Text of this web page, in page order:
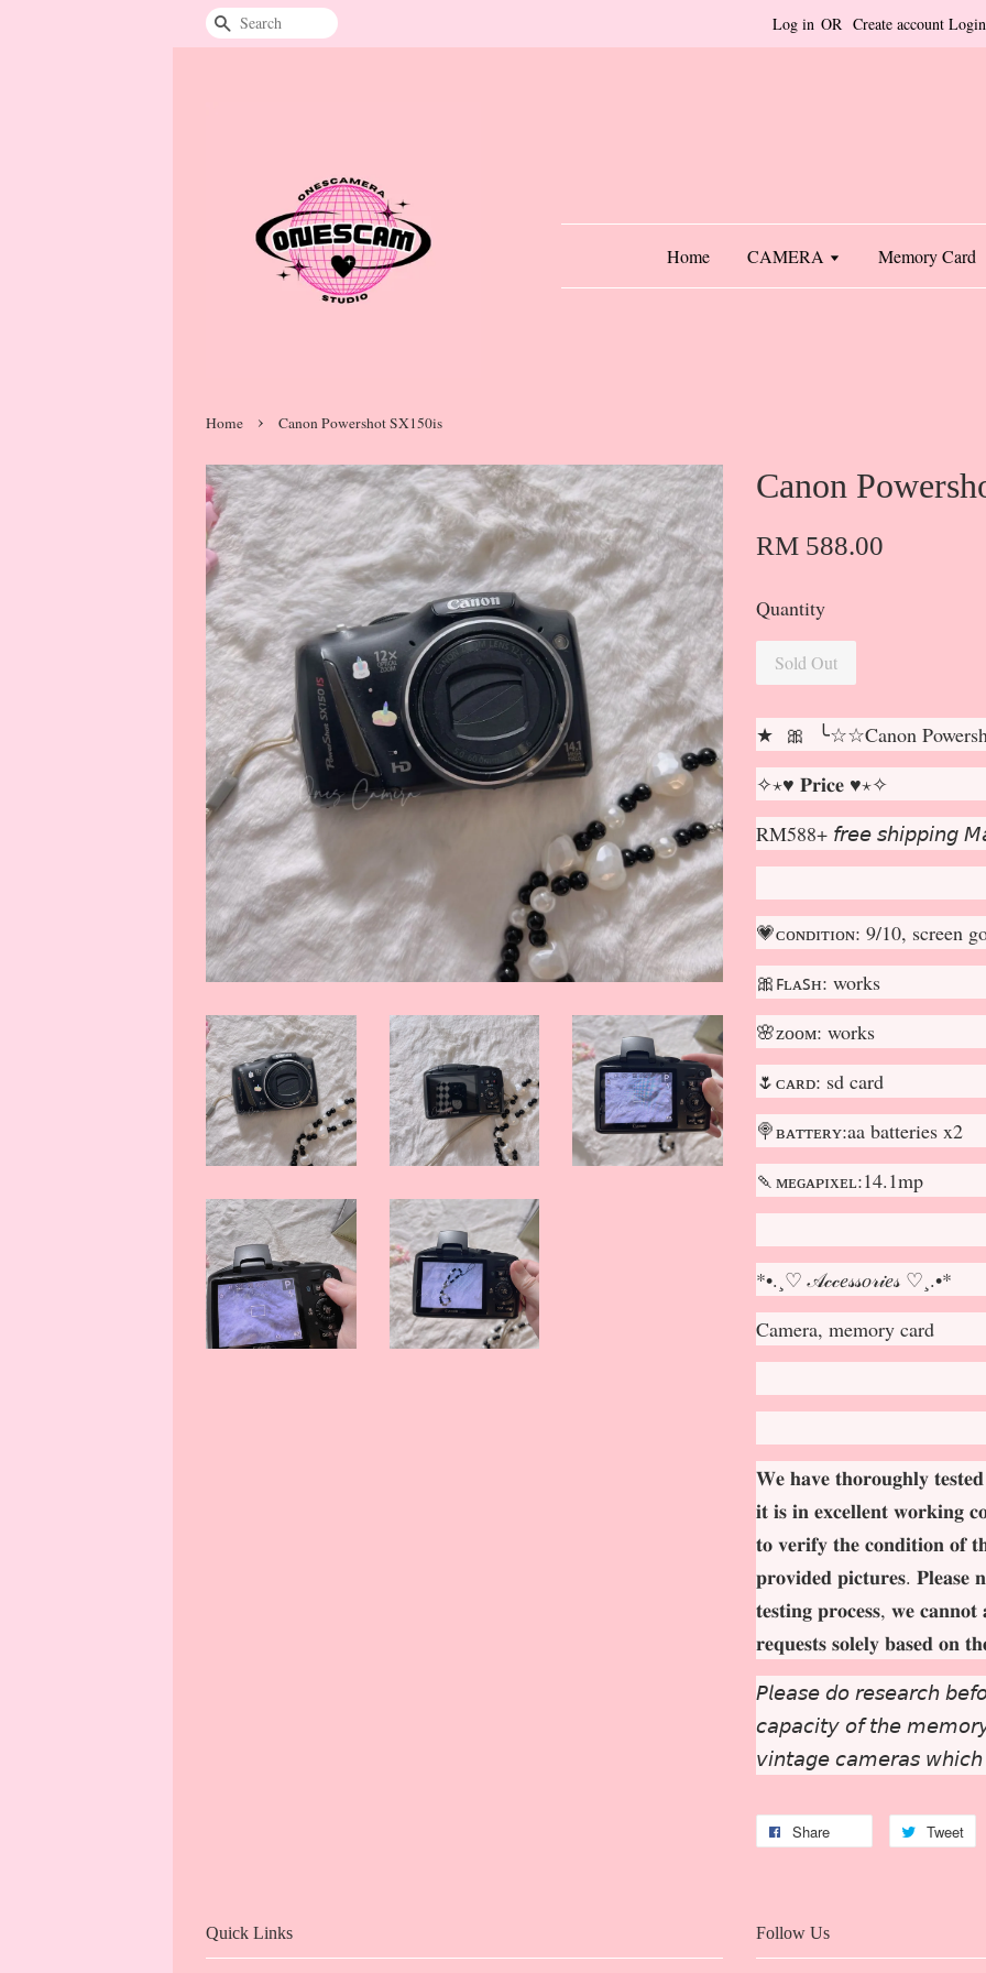
Search Log in OR Create account
Home CAMERA Memory Card
Home › Canon Powershot SX150is
Canon
RM 588.00
Quantity
Sold Out
★ 🎀 ╰☆☆Canon
✧⋆♥ 𝐏𝐫𝐢𝐜𝐞 ♥⋆✧
RM588+ 𝘧𝘳𝘦𝘦 𝘴𝘩𝘪𝘱𝘱𝘪𝘯𝘨
💗ᴄᴏɴᴅɪᴛɪᴏɴ: 9/10, screen
🎀ꜰʟᴀꜱʜ: works
🌸ᴢᴏᴏᴍ: works
🌷ᴄᴀʀᴅ: sd card
🍭ʙᴀᴛᴛᴇʀʏ:aa batteries x2
🍡ᴍᴇɢᴀᴘɪxᴇʟ:14.1mp
*•.¸♡ 𝒜𝒸𝒸𝑒𝓈𝓈𝑜𝓇𝒾𝑒𝓈 ♡¸.•*
Camera, memory card
𝐖𝐞 𝐡𝐚𝐯𝐞 𝐭𝐡𝐨𝐫𝐨𝐮𝐠𝐡𝐥𝐲
𝐢𝐭 𝐢𝐬 𝐢𝐧 𝐞𝐱𝐜𝐞𝐥𝐥𝐞𝐧𝐭
𝐭𝐨 𝐯𝐞𝐫𝐢𝐟𝐲 𝐭𝐡𝐞 𝐜𝐨𝐧𝐝𝐢𝐭𝐢𝐨𝐧 𝐨𝐟
𝐩𝐫𝐨𝐯𝐢𝐝𝐞𝐝 𝐩𝐢𝐜𝐭𝐮𝐫𝐞𝐬. 𝐏𝐥𝐞𝐚𝐬𝐞
𝐭𝐞𝐬𝐭𝐢𝐧𝐠 𝐩𝐫𝐨𝐜𝐞𝐬𝐬, 𝐰𝐞
𝐫𝐞𝐪𝐮𝐞𝐬𝐭𝐬 𝐬𝐨𝐥𝐞𝐥𝐲 𝐛𝐚𝐬𝐞𝐝 𝐨𝐧
𝘗𝘭𝘦𝘢𝘴𝘦 𝘥𝘰 𝘳𝘦𝘴𝘦𝘢𝘳𝘤𝘩
𝘤𝘢𝘱𝘢𝘤𝘪𝘵𝘺 𝘰𝘧 𝘵𝘩𝘦
𝘷𝘪𝘯𝘵𝘢𝘨𝘦 𝘤𝘢𝘮𝘦𝘳𝘢𝘴
Share Tweet
Quick Links Follow Us